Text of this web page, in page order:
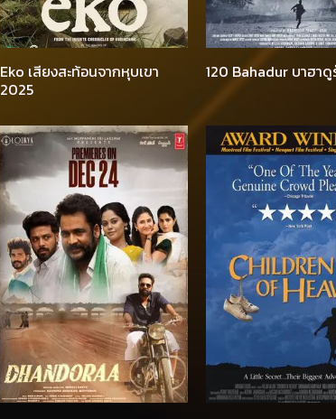
Eko เสียงสะท้อนจากหุบเขา
2025
120 Bahadur บาฮา